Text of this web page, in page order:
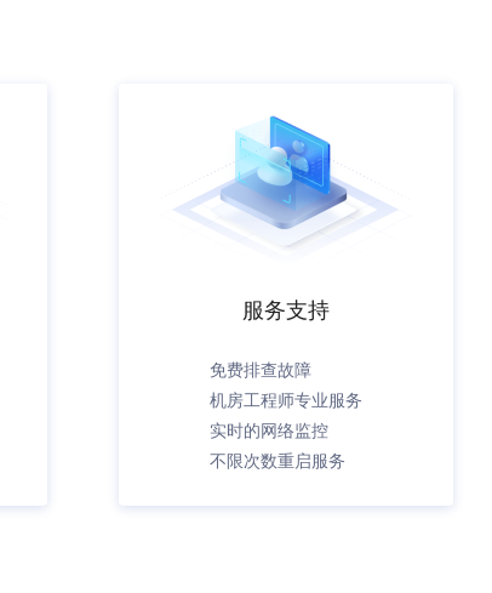
服务支持
免费排查故障
机房工程师专业服务
实时的网络监控
不限次数重启服务